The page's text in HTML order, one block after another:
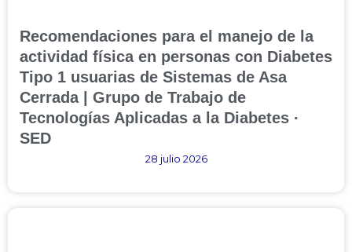
Recomendaciones para el manejo de la
actividad física en personas con Diabetes
Tipo 1 usuarias de Sistemas de Asa
Cerrada | Grupo de Trabajo de
Tecnologías Aplicadas a la Diabetes ·
SED
28 julio 2026